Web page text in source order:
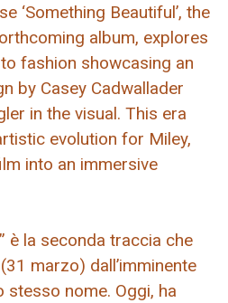
‘Something Beautiful’, the
album, explores
fashion showcasing an
by Casey Cadwallader
in the visual. This era
evolution for Miley,
into an immersive
è la seconda traccia che
marzo) dall’imminente
stesso nome. Oggi, ha